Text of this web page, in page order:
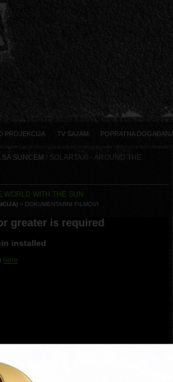
PROJEKCIJA TV SAJAM POPRATNA
SA SUNCEM / SOLARTAXI - AROUND THE
WORLD WITH THE SUN
> DOKUMENTARNI FILMOVI
greater is required
installed
here